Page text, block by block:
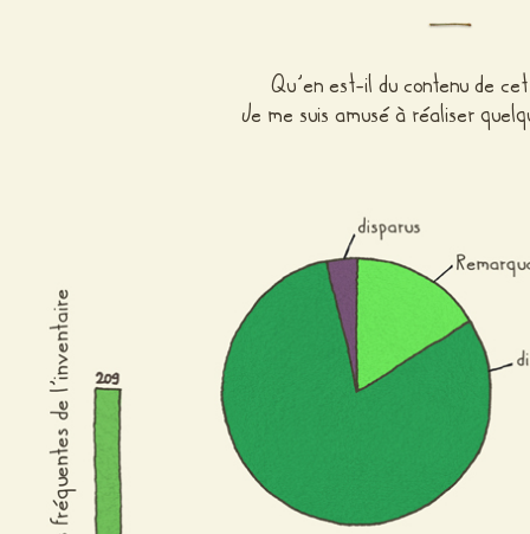
Qu’en est-il du contenu de
Je me suis amusé à réaliser